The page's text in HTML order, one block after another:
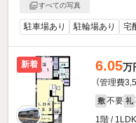
すべての写真
駐車場あり 駐輪場あり 宅
新着 6.05万
（管理費
敷 不要 礼
1階 /